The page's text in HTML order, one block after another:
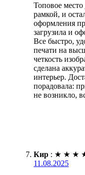
Топовое место
рамкой, и
оформления
загрузила и
Все быстро,
печати на
четкость
сделана
интерьер.
порадовала:
не возникло,
Кир : ★ ★ ★
11.08.2025